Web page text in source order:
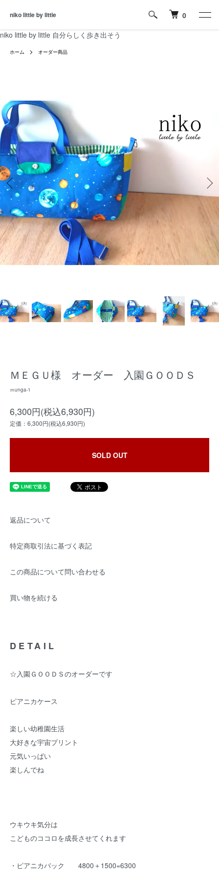
niko little by little 自分らしく歩き出そう
niko little by little 0
ホーム オーダー商品
ＭＥＧＵ様 オーダー 入園ＧＯＯＤＳ
ｍunga-1
6,300円(税込6,930円)
定価：6,300円(税込6,930円)
SOLD OUT
返品について
特定商取引法に基づく表記
この商品について問い合わせる
買い物を続ける
DETAIL
☆入園ＧＯＯＤＳのオーダーです
ピアニカケース
楽しい幼稚園生活
大好きな宇宙プリント
元気いっぱい
楽しんでね
ウキウキ気分は
こどものココロを成長させてくれます
・ピアニカバック 4800＋1500=6300